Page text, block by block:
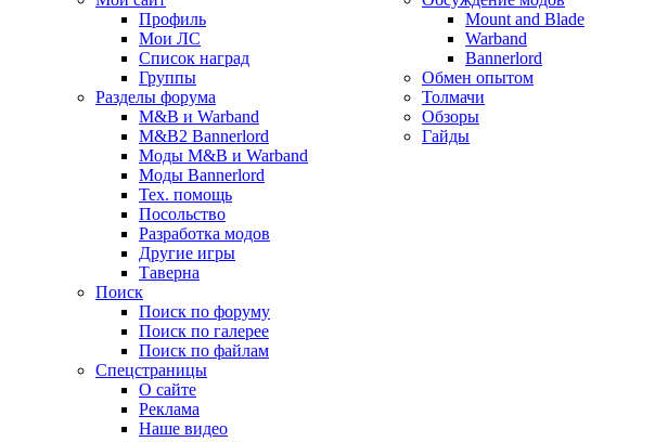
Профиль
Мои ЛС
Список наград
Группы
Разделы форума
M&B и Warband
M&B2 Bannerlord
Моды M&B и Warband
Моды Bannerlord
Тех. помощь
Посольство
Разработка модов
Другие игры
Таверна
Поиск
Поиск по форуму
Поиск по галерее
Поиск по файлам
Спецстраницы
О сайте
Реклама
Наше видео
Mount and Blade
Warband
Bannerlord
Обмен опытом
Толмачи
Обзоры
Гайды